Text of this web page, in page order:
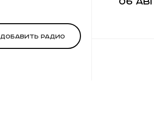
Добавить радио